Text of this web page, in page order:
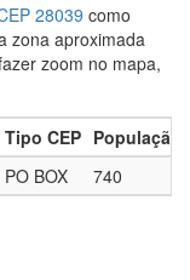
28039 como
zona aproximada
zoom no mapa,
Tipo CEP População
PO BOX 740